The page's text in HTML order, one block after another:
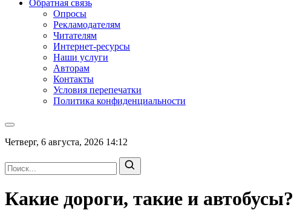
Обратная связь
Опросы
Рекламодателям
Читателям
Интернет-ресурсы
Наши услуги
Авторам
Контакты
Условия перепечатки
Политика конфиденциальности
Четверг, 6 августа, 2026 14:12
Какие дороги, такие и автобусы?